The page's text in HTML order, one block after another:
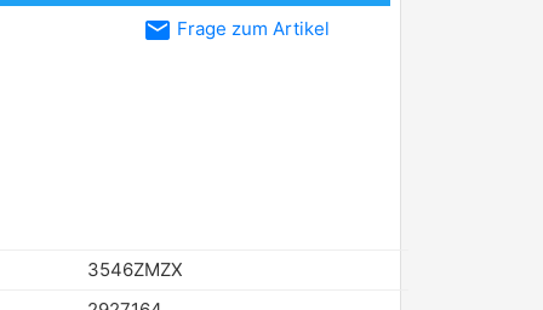
email Frage zum Artikel
3546ZMZX